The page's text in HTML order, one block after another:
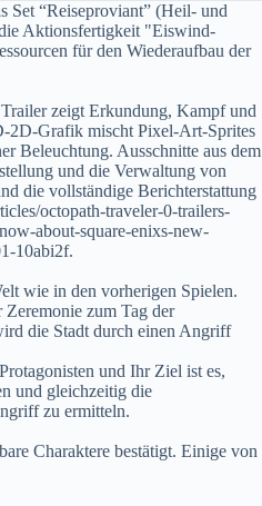
Set “Reiseproviant” (Heil- und
Aktionsfertigkeit "Eiswind-
für den Wiederaufbau der
zeigt Erkundung, Kampf und
2D-Grafik mischt Pixel-Art-Sprites
Beleuchtung. Ausschnitte aus dem
und die Verwaltung von
die vollständige Berichterstattung
octopath-traveler-0-trailers-
about-square-enixs-new-
10abi2f.
wie in den vorherigen Spielen.
zum Tag der
die Stadt durch einen Angriff
und Ihr Ziel ist es,
und gleichzeitig die
zu ermitteln.
Charaktere bestätigt. Einige von